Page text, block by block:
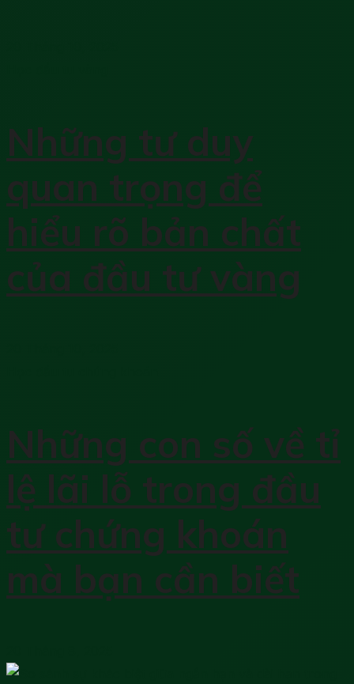
Những tư duy
quan trọng để
hiểu rõ bản chất
của đầu tư vàng
Những con số về tỉ
lệ lãi lỗ trong đầu
tư chứng khoán
mà bạn cần biết